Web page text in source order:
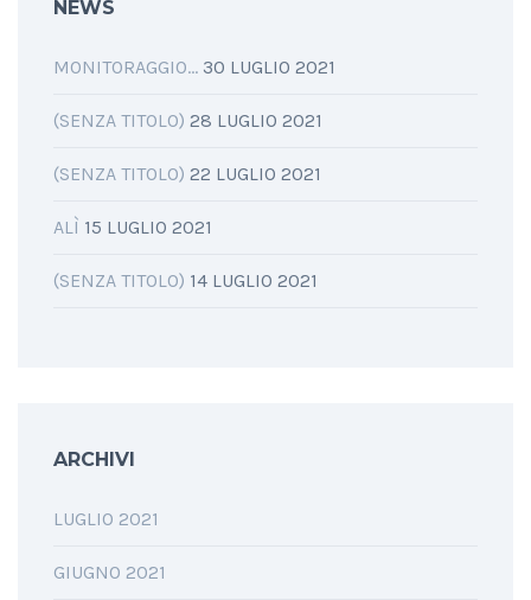
NEWS
MONITORAGGIO… 30 LUGLIO 2021
(SENZA TITOLO) 28 LUGLIO 2021
(SENZA TITOLO) 22 LUGLIO 2021
ALÌ 15 LUGLIO 2021
(SENZA TITOLO) 14 LUGLIO 2021
ARCHIVI
LUGLIO 2021
GIUGNO 2021